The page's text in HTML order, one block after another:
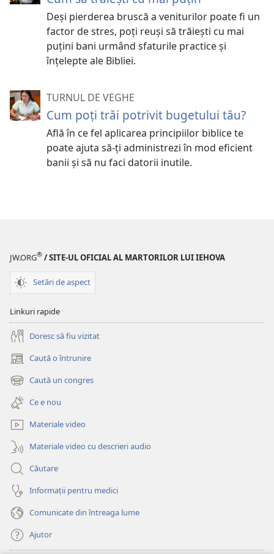
Deși pierderea bruscă a veniturilor poate fi un
factor de stres, poți reuși să trăiești cu mai
puțini bani urmând sfaturile practice și
înțelepte ale Bibliei.
TURNUL DE VEGHE
Cum poţi trăi potrivit bugetului tău?
Află în ce fel aplicarea principiilor biblice te
poate ajuta să-ţi administrezi în mod eficient
banii şi să nu faci datorii inutile.
JW.ORG® / SITE-UL OFICIAL AL MARTORILOR LUI IEHOVA
Setări de aspect
Linkuri rapide
Doresc să fiu vizitat
Caută o întrunire
(se
deschide
o
fereastră
nouă)
Caută un congres
(se
deschide
o
fereastră
nouă)
Ce e nou
Materiale video
Materiale video cu descrieri audio
Căutare
Informații pentru medici
Comunicate din întreaga lume
Ajutor